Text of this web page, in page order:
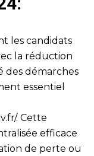
les candidats
la réduction
des démarches
essentiel
. Cette
efficace
de perte ou